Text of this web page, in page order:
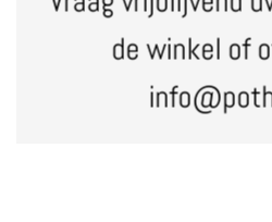
de winkel of